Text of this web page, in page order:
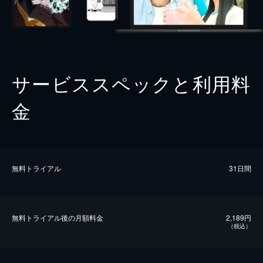
サービススペックと利用料
金
無料トライアル 31日間
無料トライアル後の⽉額料金 2,189円
（税込）